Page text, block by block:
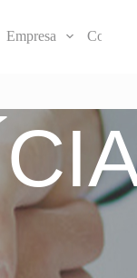
Empresa